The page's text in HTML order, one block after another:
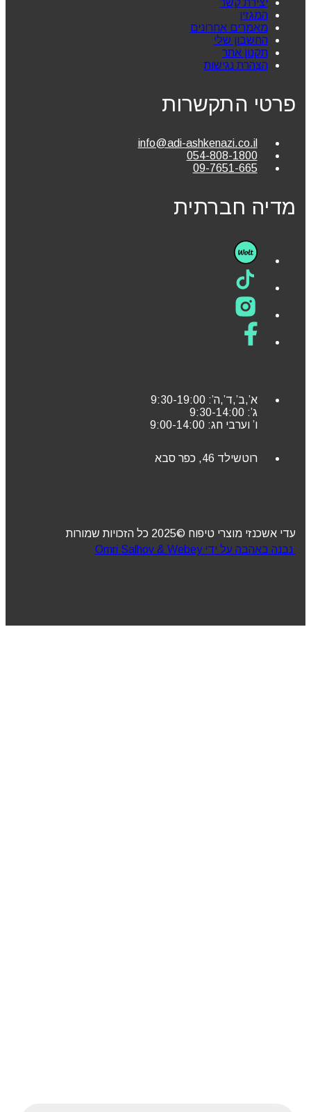
המגזין
מאמרים אחרונים
החשבון שלי
תקנון אתר
הצהרת נגישות
פרטי התקשרות
info@adi-ashkenazi.co.il
054-808-1800
09-7651-665
מדיה חברתית
א’,ב’,ד’,ה’: 9:30-19:00
ג’: 9:30-14:00
ו’ וערבי חג: 9:00-14:00
רוטשילד 46, כפר סבא
עדי אשכנזי מוצרי טיפוח ©2025 כל הזכויות שמורות
נבנה באהבה על ידי Omri Salhov & Webey